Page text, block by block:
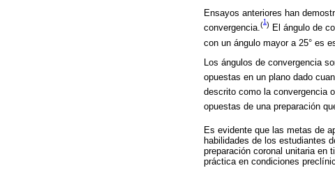
Ensayos anteriores han
convergencia.(1) El ángulo de
con un ángulo mayor a 25° es
Los ángulos de convergencia
opuestas en un plano dado
descrito como la convergencia
opuestas de una preparación
Es evidente que las metas de
habilidades de los estudiantes
preparación coronal unitaria en
práctica en condiciones